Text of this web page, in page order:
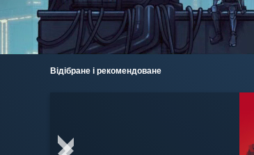
Відібране і рекомендоване